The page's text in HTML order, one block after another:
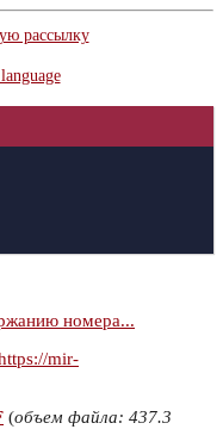
рассылку
номера...
mir-
(объем файла: 437.3